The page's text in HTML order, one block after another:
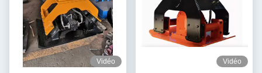
Vidéo Vidéo